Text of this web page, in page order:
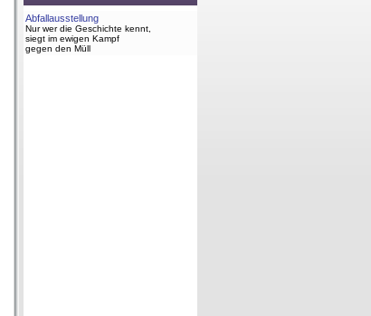
Abfallausstellung
Nur wer die Geschichte kennt,
siegt im ewigen Kampf
gegen den Müll